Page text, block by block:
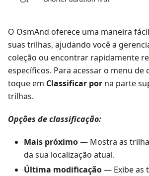
O OsmAnd oferece uma maneira
suas trilhas, ajudando você a
coleção ou encontrar rapidamente
específicos. Para acessar o menu de
toque em Classificar por na parte
trilhas.
Opções de classificação:
Mais próximo— Mostra as
da sua localização atual.
Última modificação— Exibe as